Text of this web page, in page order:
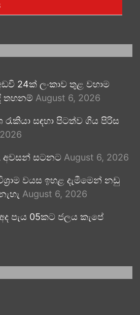
24ක් ලංකාව තුළ වහාම
තහනම් August 6, 2026
රැකියා සඳහා පිටත්ව ගිය පිරිස
අවසන් සටනට August 6, 2026
වයස ඉහළ දැමීමෙන් නඩු
August 6, 2026
පැය 05කට ජලය කැපේ